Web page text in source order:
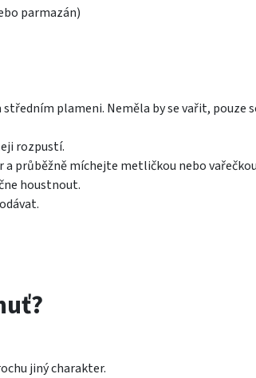
parmazán)
plameni. Neměla by se vařit, pouze
rozpustí.
průběžně míchejte metličkou nebo
houstnout.
jiný charakter.